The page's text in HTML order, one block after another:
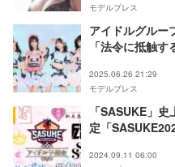
モデルプレス
アイドルグルー
「法令に抵触
2025.06.26 21:29
モデルプレス
「SASUKE」
定「
2024.09.11 06:00